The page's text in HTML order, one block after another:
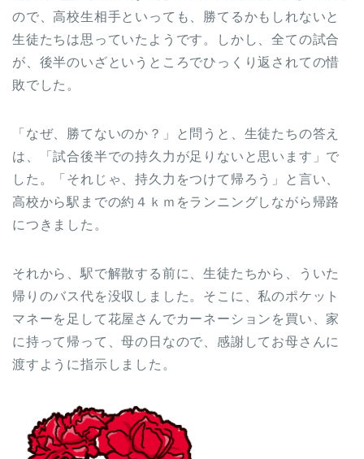
ので、高校生相手といっても、勝てるかもしれないと
生徒たちは思っていたようです。しかし、全ての試合
が、後半のいざというところでひっくり返されての惜
敗でした。
「なぜ、勝てないのか？」と問うと、生徒たちの答え
は、「試合後半での持久力が足りないと思います」で
した。「それじゃ、持久力をつけて帰ろう」と言い、
高校から駅までの約４ｋｍをランニングしながら帰路
につきました。
それから、駅で解散する前に、生徒たちから、ういた
帰りのバス代を没収しました。そこに、私のポケット
マネーを足して花屋さんでカーネーションを買い、家
に持って帰って、母の日なので、感謝してお母さんに
渡すように指示しました。